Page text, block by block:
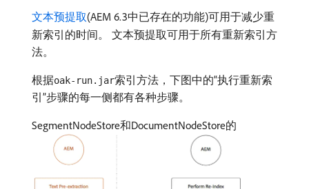
文本预提取(AEM 6.3中已存在的功能)可用于减少重
新索引的时间。 文本预提取可用于所有重新索引方
法。
根据oak-run.jar索引方法，下图中的“执行重新索
引”步骤的每一侧都有各种步骤。
SegmentNodeStore和DocumentNodeStore的